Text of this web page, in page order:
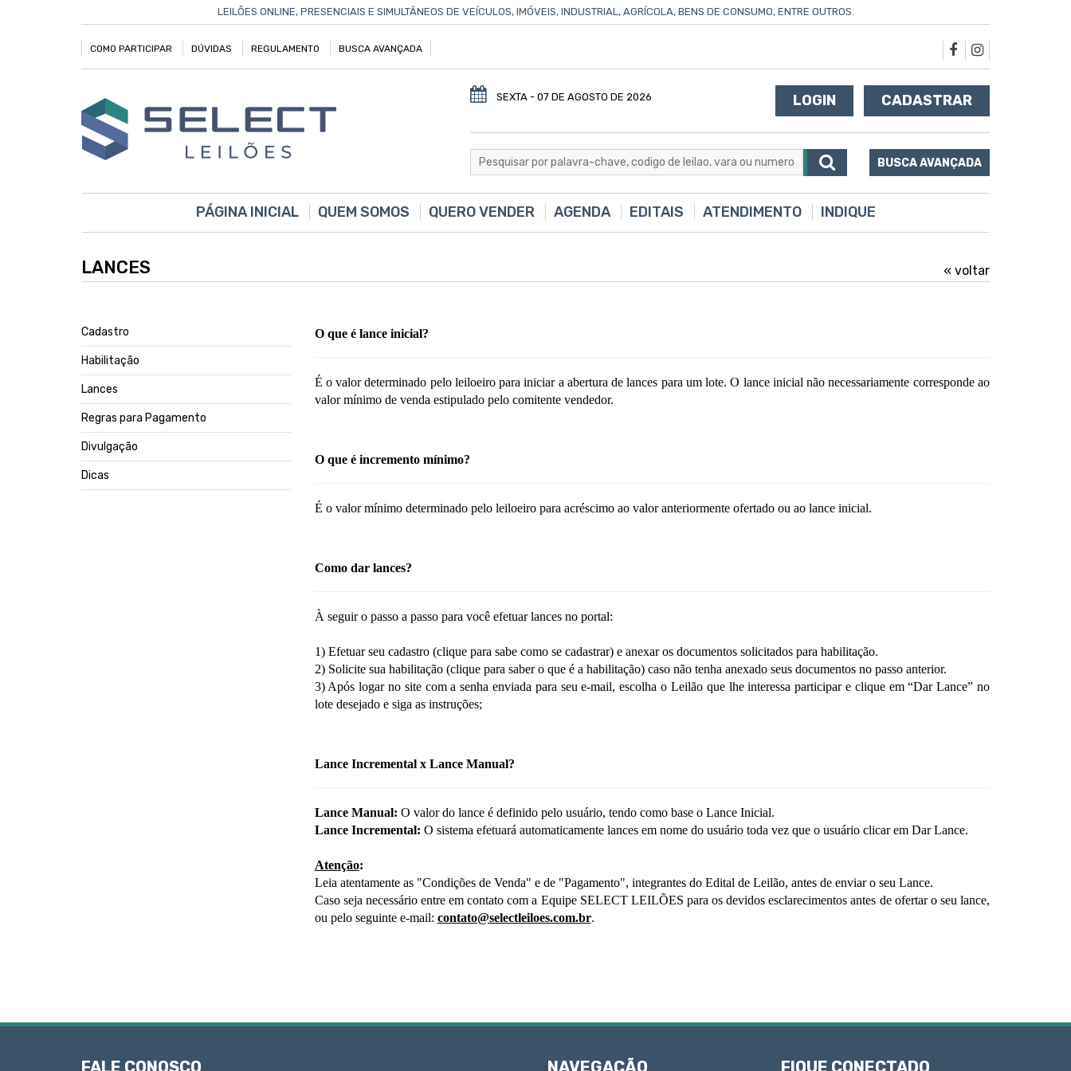
LEILÕES ONLINE, PRESENCIAIS E SIMULTÂNEOS DE VEÍCULOS, IMÓVEIS, INDUSTRIAL, AGRÍCOLA, BENS DE CONSUMO, ENTRE OUTROS.
COMO PARTICIPAR DÚVIDAS REGULAMENTO BUSCA AVANÇADA
SEXTA - 07 DE AGOSTO DE 2026 LOGIN CADASTRAR
BUSCA AVANÇADA
PÁGINA INICIAL QUEM SOMOS QUERO VENDER AGENDA EDITAIS ATENDIMENTO INDIQUE
LANCES « voltar
Cadastro
Habilitação
Lances
Regras para Pagamento
Divulgação
Dicas
O que é lance inicial?
É o valor determinado pelo leiloeiro para iniciar a abertura de lances para um lote. O lance inicial não necessariamente corresponde ao
valor mínimo de venda estipulado pelo comitente vendedor.
O que é incremento mínimo?
É o valor mínimo determinado pelo leiloeiro para acréscimo ao valor anteriormente ofertado ou ao lance inicial.
Como dar lances?
À seguir o passo a passo para você efetuar lances no portal:
1) Efetuar seu cadastro (clique para sabe como se cadastrar) e anexar os documentos solicitados para habilitação.
2) Solicite sua habilitação (clique para saber o que é a habilitação) caso não tenha anexado seus documentos no passo anterior.
3) Após logar no site com a senha enviada para seu e-mail, escolha o Leilão que lhe interessa participar e clique em “Dar Lance” no
lote desejado e siga as instruções;
Lance Incremental x Lance Manual?
Lance Manual: O valor do lance é definido pelo usuário, tendo como base o Lance Inicial.
Lance Incremental: O sistema efetuará automaticamente lances em nome do usuário toda vez que o usuário clicar em Dar Lance.
Atenção:
Leia atentamente as "Condições de Venda" e de "Pagamento", integrantes do Edital de Leilão, antes de enviar o seu Lance.
Caso seja necessário entre em contato com a Equipe SELECT LEILÕES para os devidos esclarecimentos antes de ofertar o seu lance,
ou pelo seguinte e-mail: contato@selectleiloes.com.br.
FALE CONOSCO NAVEGAÇÃO FIQUE CONECTADO